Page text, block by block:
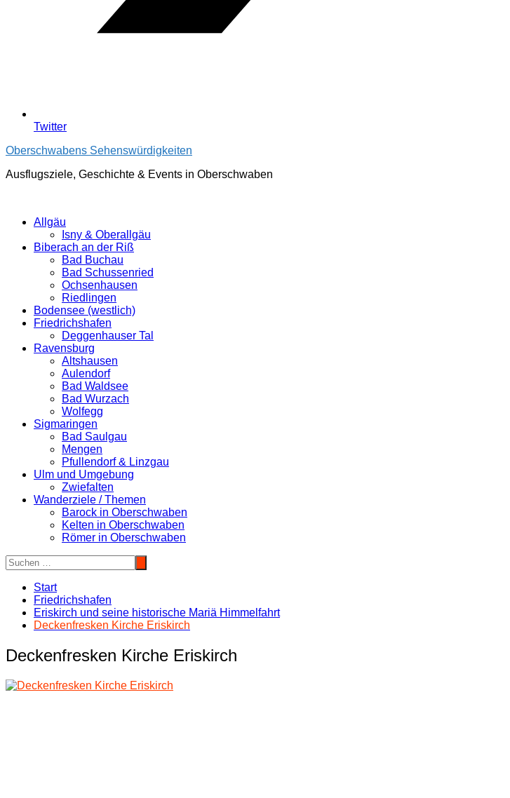
Twitter
Oberschwabens Sehenswürdigkeiten
Ausflugsziele, Geschichte & Events in Oberschwaben
Allgäu
Isny & Oberallgäu
Biberach an der Riß
Bad Buchau
Bad Schussenried
Ochsenhausen
Riedlingen
Bodensee (westlich)
Friedrichshafen
Deggenhauser Tal
Ravensburg
Altshausen
Aulendorf
Bad Waldsee
Bad Wurzach
Wolfegg
Sigmaringen
Bad Saulgau
Mengen
Pfullendorf & Linzgau
Ulm und Umgebung
Zwiefalten
Wanderziele / Themen
Barock in Oberschwaben
Kelten in Oberschwaben
Römer in Oberschwaben
Start
Friedrichshafen
Eriskirch und seine historische Mariä Himmelfahrt
Deckenfresken Kirche Eriskirch
Deckenfresken Kirche Eriskirch